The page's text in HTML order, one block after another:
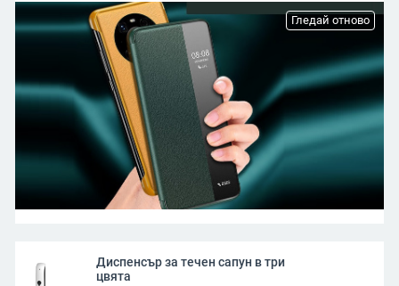
Гледай отново
Диспенсър за течен сапун в три
цвята